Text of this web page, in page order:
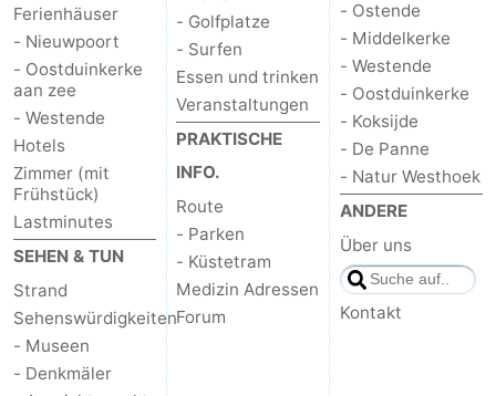
Ferienhäuser
- Nieuwpoort
- Oostduinkerke
aan zee
- Westende
Hotels
Zimmer (mit
Frühstück)
Lastminutes
SEHEN & TUN
Strand
Sehenswürdigkeiten
- Museen
- Denkmäler
- Golfplatze
- Surfen
Essen und trinken
Veranstaltungen
PRAKTISCHE
INFO.
Route
- Parken
- Küstetram
Medizin Adressen
Forum
- Ostende
- Middelkerke
- Westende
- Oostduinkerke
- Koksijde
- De Panne
- Natur Westhoek
ANDERE
Über uns
Kontakt